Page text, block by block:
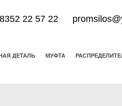
22 57 22
ДЕТАЛЬ МУФТА